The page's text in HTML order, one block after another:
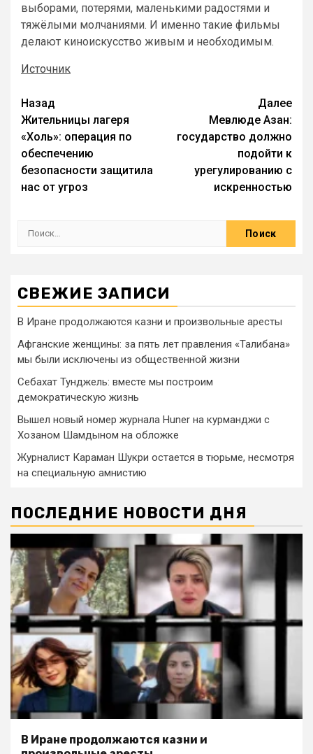
выборами, потерями, маленькими радостями и
тяжёлыми молчаниями. И именно такие фильмы
делают киноискусство живым и необходимым.
Источник
Назад
Жительницы лагеря
«Холь»: операция по
обеспечению
безопасности защитила
нас от угроз
Далее
Мевлюде Азан:
государство должно
подойти к
урегулированию с
искренностью
СВЕЖИЕ ЗАПИСИ
В Иране продолжаются казни и произвольные аресты
Афганские женщины: за пять лет правления «Талибана»
мы были исключены из общественной жизни
Себахат Тунджель: вместе мы построим
демократическую жизнь
Вышел новый номер журнала Huner на курманджи с
Хозаном Шамдыном на обложке
Журналист Караман Шукри остается в тюрьме, несмотря
на специальную амнистию
ПОСЛЕДНИЕ НОВОСТИ ДНЯ
В Иране продолжаются казни и